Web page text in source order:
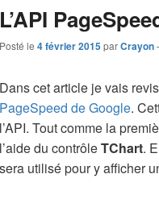
L’API
Posté le 4 février 2015parCrayon
Dans cet article je vais
PageSpeed de Google.
l’API. Tout comme la
l’aide du contrôleTChart.
sera utilisé pour y afficher